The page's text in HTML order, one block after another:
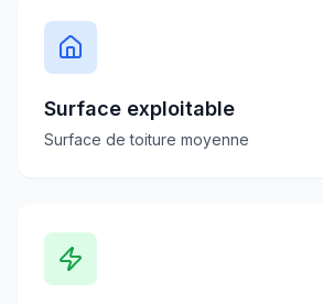
Surface exploitable
Surface de toiture moyenne